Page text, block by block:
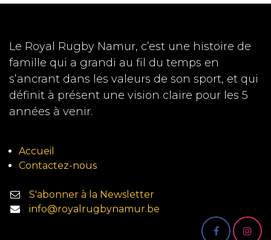
Le Royal Rugby Namur, c’est une histoire de
famille qui a grandi au fil du temps en
s’ancrant dans les valeurs de son sport, et qui
définit à présent une vision claire pour les 5
années à venir.
Accueil
Contactez-nous
S'abonner à la Newsletter
info@royalrugbynamur.be